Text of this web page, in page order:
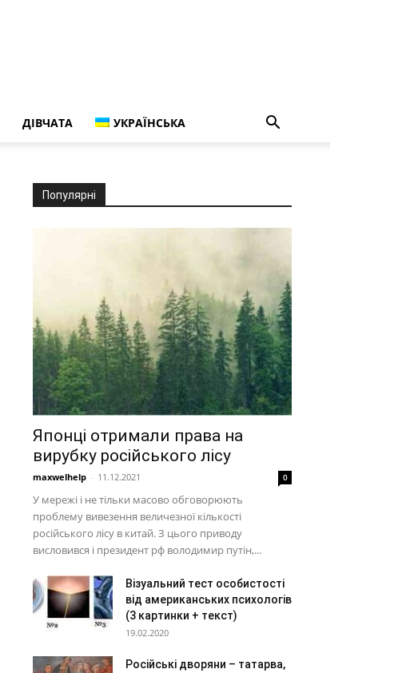
ДІВЧАТА УКРАЇНСЬКА
Популярні
Японці отримали права на
вирубку російського лісу
maxwelhelp - 11.12.2021 0
У мережі і не тільки масово обговорюють
проблему вивезення величезної кількості
російського лісу в китай. З цього приводу
висловився і президент рф володимир путін,...
Візуальний тест особистості
від американських психологів
(3 картинки + текст)
19.02.2020
Російські дворяни – татарва,